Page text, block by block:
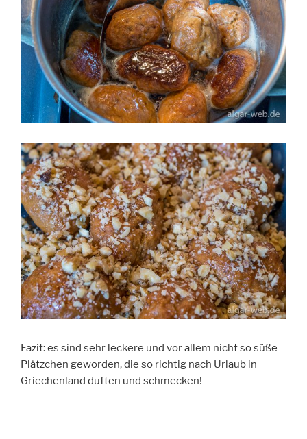
Fazit: es sind sehr leckere und vor allem nicht so süße
Plätzchen geworden, die so richtig nach Urlaub in
Griechenland duften und schmecken!